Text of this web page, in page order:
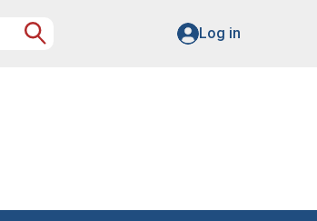
Log in